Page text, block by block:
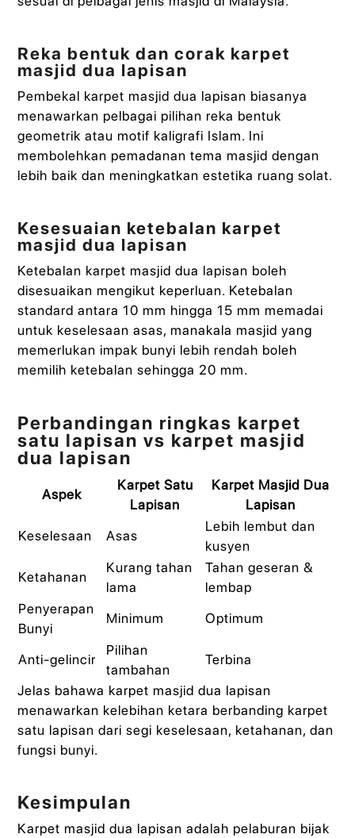
Reka bentuk dan corak karpet
masjid dua lapisan
Pembekal karpet masjid dua lapisan biasanya
menawarkan pelbagai pilihan reka bentuk
geometrik atau motif kaligrafi Islam. Ini
membolehkan pemadanan tema masjid dengan
lebih baik dan meningkatkan estetika ruang solat.
Kesesuaian ketebalan karpet
masjid dua lapisan
Ketebalan karpet masjid dua lapisan boleh
disesuaikan mengikut keperluan. Ketebalan
standard antara 10 mm hingga 15 mm memadai
untuk keselesaan asas, manakala masjid yang
memerlukan impak bunyi lebih rendah boleh
memilih ketebalan sehingga 20 mm.
Perbandingan ringkas karpet
satu lapisan vs karpet masjid
dua lapisan
Aspek
Karpet Satu
Lapisan
Karpet Masjid Dua
Lapisan
Keselesaan
Asas
Lebih lembut dan
kusyen
Ketahanan
Kurang tahan
lama
Tahan geseran &
lembap
Penyerapan
Bunyi
Minimum Optimum
Anti-gelincir
Pilihan
tambahan
Terbina
Jelas bahawa karpet masjid dua lapisan
menawarkan kelebihan ketara berbanding karpet
satu lapisan dari segi keselesaan, ketahanan, dan
fungsi bunyi.
Kesimpulan
Karpet masjid dua lapisan adalah pelaburan bijak